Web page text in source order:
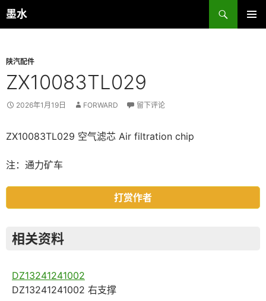
跳
至
墨水
搜
索
陕汽配件
ZX10083TL029
2026年1月19日 FORWARD 留下评论
ZX10083TL029 空气滤芯 Air filtration chip
注：通力矿车
打赏作者
相关资料
DZ13241241002
DZ13241241002 右支撑